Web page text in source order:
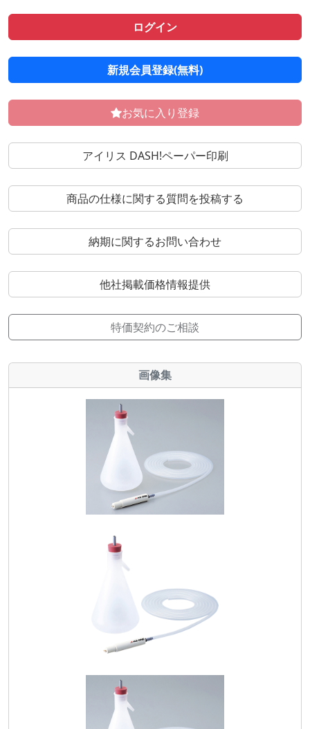
ログイン
新規会員登録(無料)
お気に入り登録
アイリス DASH!ペーパー印刷
商品の仕様に関する質問を投稿する
納期に関するお問い合わせ
他社掲載価格情報提供
特価契約のご相談
画像集